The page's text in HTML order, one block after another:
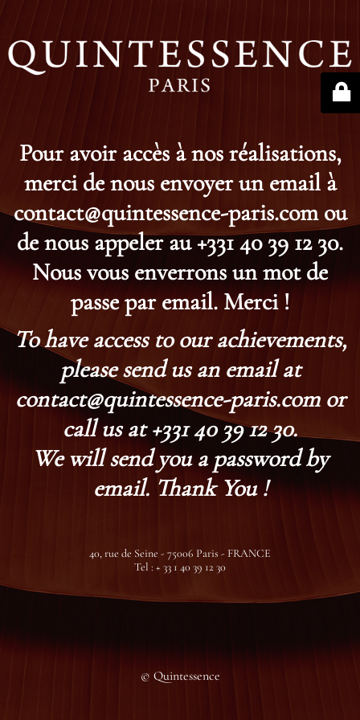
Pour avoir accès à nos réalisations,
merci de nous envoyer un email à
contact@quintessence-paris.com ou
de nous appeler au +331 40 39 12 30.
Nous vous enverrons un mot de
passe par email. Merci !
To have access to our achievements,
please send us an email at
contact@quintessence-paris.com or
call us at +331 40 39 12 30.
We will send you a password by
email. Thank You !
40, rue de Seine - 75006 Paris - FRANCE
Tel : + 33 1 40 39 12 30
© Quintessence